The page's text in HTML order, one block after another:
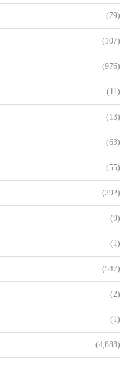
(79)
(107)
(976)
(11)
(13)
(63)
(55)
(292)
(9)
(1)
(547)
(2)
(1)
(4,888)